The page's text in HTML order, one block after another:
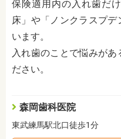
保険適用内の入れ歯だ
床」や「ノンクラスプ
います。
入れ歯のことで悩みがあ
ださい。
森岡歯科医院
東武練馬駅北口徒歩1分